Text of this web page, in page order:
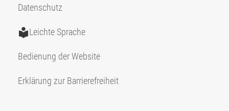
Datenschutz
Leichte Sprache
Bedienung der Website
Erklärung zur Barrierefreiheit